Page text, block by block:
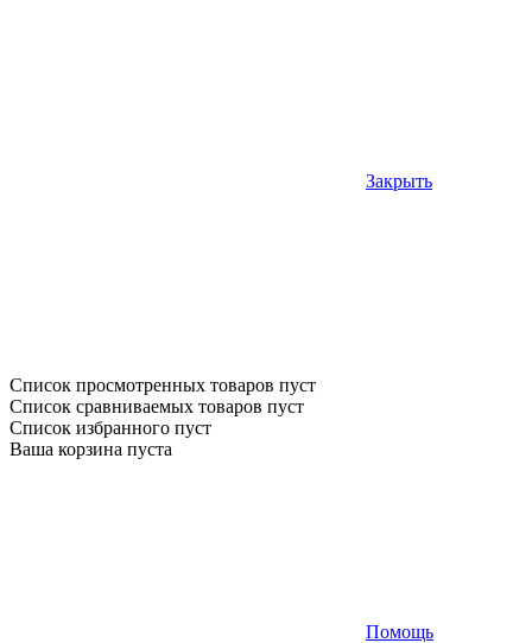
Закрыть
Список просмотренных товаров пуст
Список сравниваемых товаров пуст
Список избранного пуст
Ваша корзина пуста
Помощь